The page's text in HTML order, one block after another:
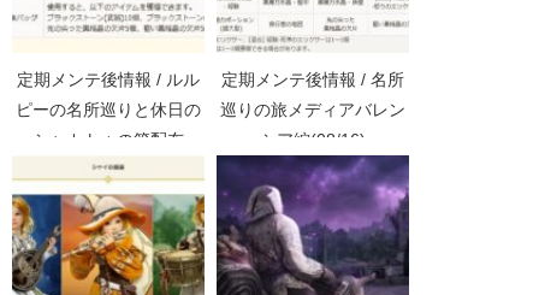
定期メンテ後情報 / ルル
ピーの名所巡りと休日の
シャカトゥの箱配布
(08/29)
定期メンテ後情報 / 名所
巡りの旅メディアバレン
シア編(08/16)